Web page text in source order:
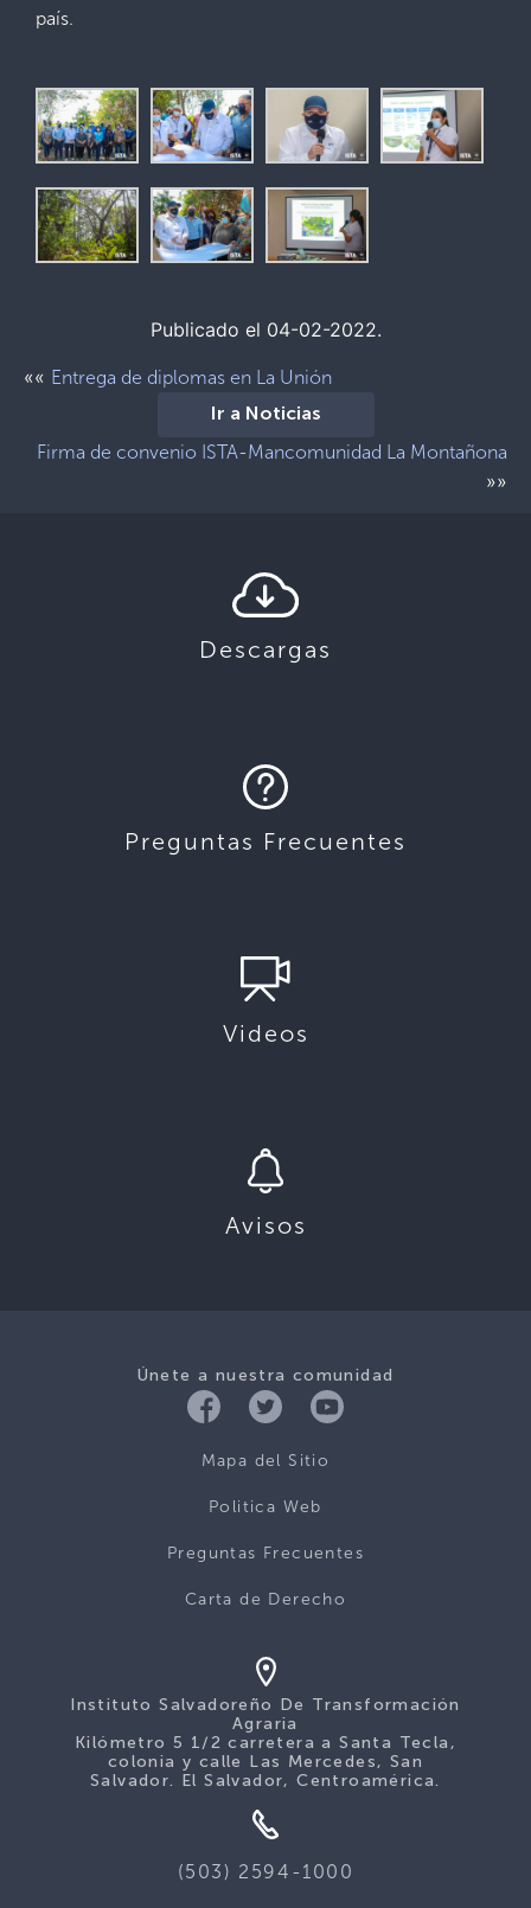
país.
Publicado el 04-02-2022.
«« Entrega de diplomas en La Unión
Ir a Noticias
Firma de convenio ISTA-Mancomunidad La Montañona
»»
Descargas
Preguntas Frecuentes
Videos
Avisos
Únete a nuestra comunidad
Mapa del Sitio
Politica Web
Preguntas Frecuentes
Carta de Derecho
Instituto Salvadoreño De Transformación
Agraria
Kilómetro 5 1/2 carretera a Santa Tecla,
colonia y calle Las Mercedes, San
Salvador. El Salvador, Centroamérica.
(503) 2594-1000